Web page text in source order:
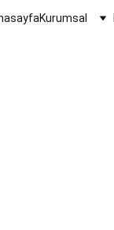
Kurumsal